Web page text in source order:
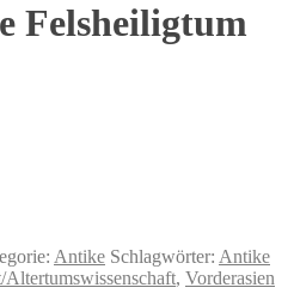
Felsheiligtum
Antike Schlagwörter: Antike
, Vorderasien